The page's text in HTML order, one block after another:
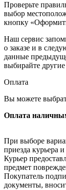
Проверьте
выбор
кнопку
Наш сервис
о заказе и в
данные
выбирайте
Оплата
Вы можете
Оплата
При выборе
приезда курьера
Курьер
предмет
Покупатель
документы,